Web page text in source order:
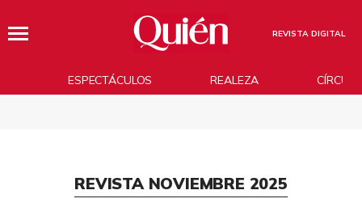
REVISTA DIGITAL
ESPECTÁCULOS REALEZA
REVISTA NOVIEMBRE 2025